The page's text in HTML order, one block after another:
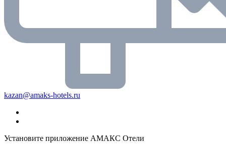
kazan@amaks-hotels.ru
Установите приложение АМАКС Отели